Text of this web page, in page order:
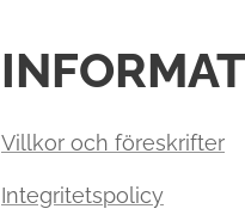
Villkor och föreskrifter
Integritetspolicy